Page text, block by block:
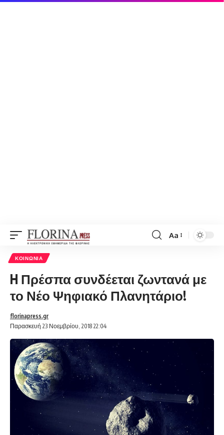
Font
Aa
ΚΟΙΝΩΝΊΑ
H Πρέσπα συνδέεται ζωντανά με
το Νέο Ψηφιακό Πλανητάριο!
Παρασκευή 23 Νοεμβρίου, 2018 22:04
florinapress.gr